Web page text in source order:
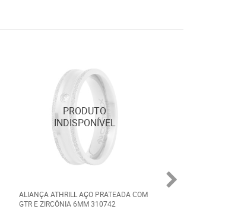
ALIANÇA ATHRILL AÇO PRATEADA COM
GTR E ZIRCÔNIA 6MM 310742